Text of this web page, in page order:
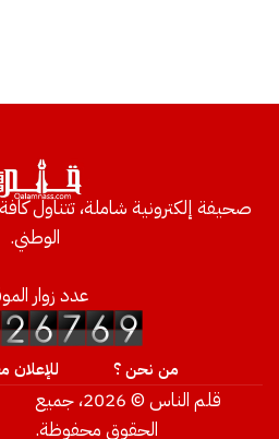
صحيفة إلكترونية شاملة، تتناول كافة
الوطني.
عدد زوار
من نحن ؟ للإعلان
قلم الناس © 2026، جميع
الحقوق محفوظة.